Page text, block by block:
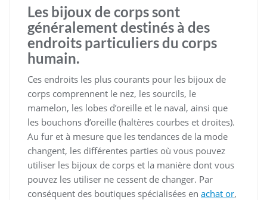
Les bijoux de corps sont
généralement destinés à des
endroits particuliers du corps
humain.
Ces endroits les plus courants pour les bijoux de
corps comprennent le nez, les sourcils, le
mamelon, les lobes d’oreille et le naval, ainsi que
les bouchons d’oreille (haltères courbes et droites).
Au fur et à mesure que les tendances de la mode
changent, les différentes parties où vous pouvez
utiliser les bijoux de corps et la manière dont vous
pouvez les utiliser ne cessent de changer. Par
conséquent des boutiques spécialisées en achat or,